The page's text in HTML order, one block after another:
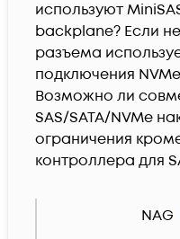
используют
backplane? Если
разъема
подключения
Возможно ли
SAS/SATA/NVMe
ограничения
контроллера для
NAG